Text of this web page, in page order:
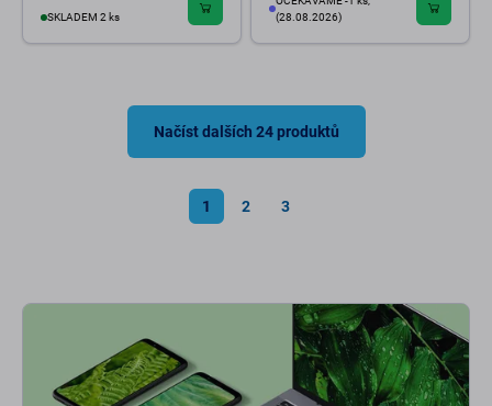
SKLADEM 2 ks
(28.08.2026)
Načíst dalších 24 produktů
1 2 3